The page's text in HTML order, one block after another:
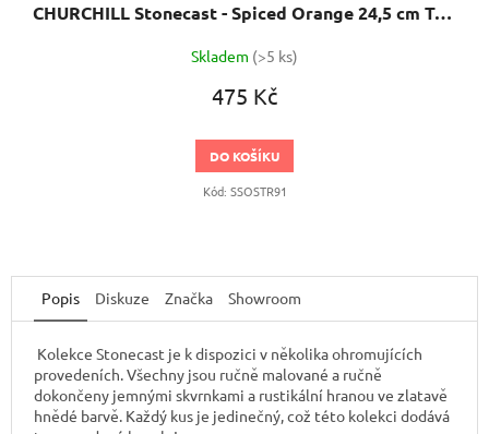
CHURCHILL Stonecast - Spiced Orange 24,5 cm Talíř trojúhelníkový
Skladem (>5 ks)
475 Kč
DO KOŠÍKU
Kód: SSOSTR91
Popis Diskuze Značka Showroom
Kolekce Stonecast je k dispozici v několika ohromujících
provedeních. Všechny jsou ručně malované a ručně
dokončeny jemnými skvrnkami a rustikální hranou ve zlatavě
hnědé barvě. Každý kus je jedinečný, což této kolekci dodává